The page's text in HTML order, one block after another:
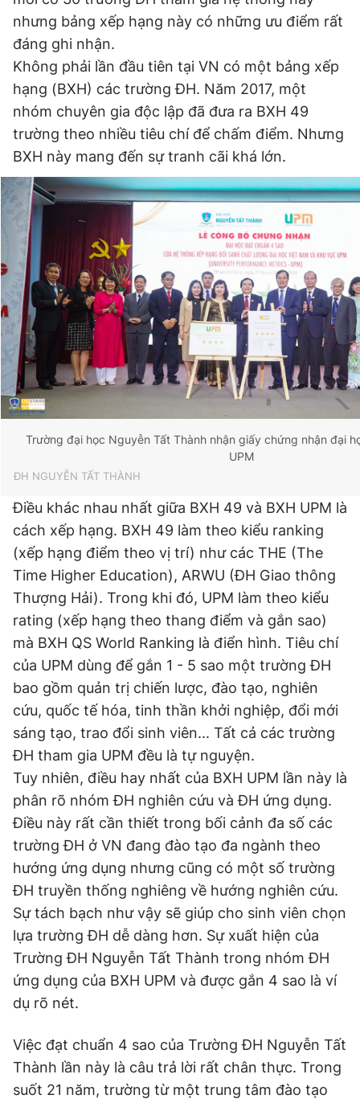
Theo dõi báo trên
Hotline
0906 645 777
Liên hệ quảng cáo
0908 780 404
Đặt báo Quảng cáo RSS Tòa soạn Chính sách bảo
Tổng biên tập: Nguyễn Ngọc Toàn
Phó tổng biên tập thường trực: Hải Thành
Phó tổng biên tập: Lâm Hiếu Dũng
Phó tổng biên tập: Trần Việt Hưng
Tổng thư ký tòa soạn: Đức Trung
Giấy phép xuất bản số 110/GP - BTTTT cấp ngày 24.3.2020
© 2003-2026 Bản quyền thuộc về Báo Thanh Niên. Cấm sao
chép dưới mọi hình thức nếu không có sự chấp thuận bằng văn
bản. Phát triển bởi ePi Technologies, JSC.
nhưng bảng xếp hạng này có những ưu điểm rất
đáng ghi nhận.
Không phải lần đầu tiên tại VN có một bảng xếp
hạng (BXH) các trường ĐH. Năm 2017, một
nhóm chuyên gia độc lập đã đưa ra BXH 49
trường theo nhiều tiêu chí để chấm điểm. Nhưng
BXH này mang đến sự tranh cãi khá lớn.
Trường đại học Nguyễn Tất Thành nhận giấy chứng nhận đại
UPM
ĐH NGUYỄN TẤT THÀNH
Điều khác nhau nhất giữa BXH 49 và BXH UPM là
cách xếp hạng. BXH 49 làm theo kiểu ranking
(xếp hạng điểm theo vị trí) như các THE (The
Time Higher Education), ARWU (ĐH Giao thông
Thượng Hải). Trong khi đó, UPM làm theo kiểu
rating (xếp hạng theo thang điểm và gắn sao)
mà BXH QS World Ranking là điển hình. Tiêu chí
của UPM dùng để gắn 1 - 5 sao một trường ĐH
bao gồm quản trị chiến lược, đào tạo, nghiên
cứu, quốc tế hóa, tinh thần khởi nghiệp, đổi mới
sáng tạo, trao đổi sinh viên... Tất cả các trường
ĐH tham gia UPM đều là tự nguyện.
Tuy nhiên, điều hay nhất của BXH UPM lần này là
phân rõ nhóm ĐH nghiên cứu và ĐH ứng dụng.
Điều này rất cần thiết trong bối cảnh đa số các
trường ĐH ở VN đang đào tạo đa ngành theo
hướng ứng dụng nhưng cũng có một số trường
ĐH truyền thống nghiêng về hướng nghiên cứu.
Sự tách bạch như vậy sẽ giúp cho sinh viên chọn
lựa trường ĐH dễ dàng hơn. Sự xuất hiện của
Trường ĐH Nguyễn Tất Thành trong nhóm ĐH
ứng dụng của BXH UPM và được gắn 4 sao là ví
dụ rõ nét.
Việc đạt chuẩn 4 sao của Trường ĐH Nguyễn Tất
Thành lần này là câu trả lời rất chân thực. Trong
suốt 21 năm, trường từ một trung tâm đào tạo